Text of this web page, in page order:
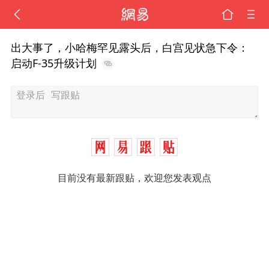
出大事了，小哈梅罕见露头后，白宫见状急下令：
启动F-35升级计划
目前没有最新跟贴，欢迎您发表观点